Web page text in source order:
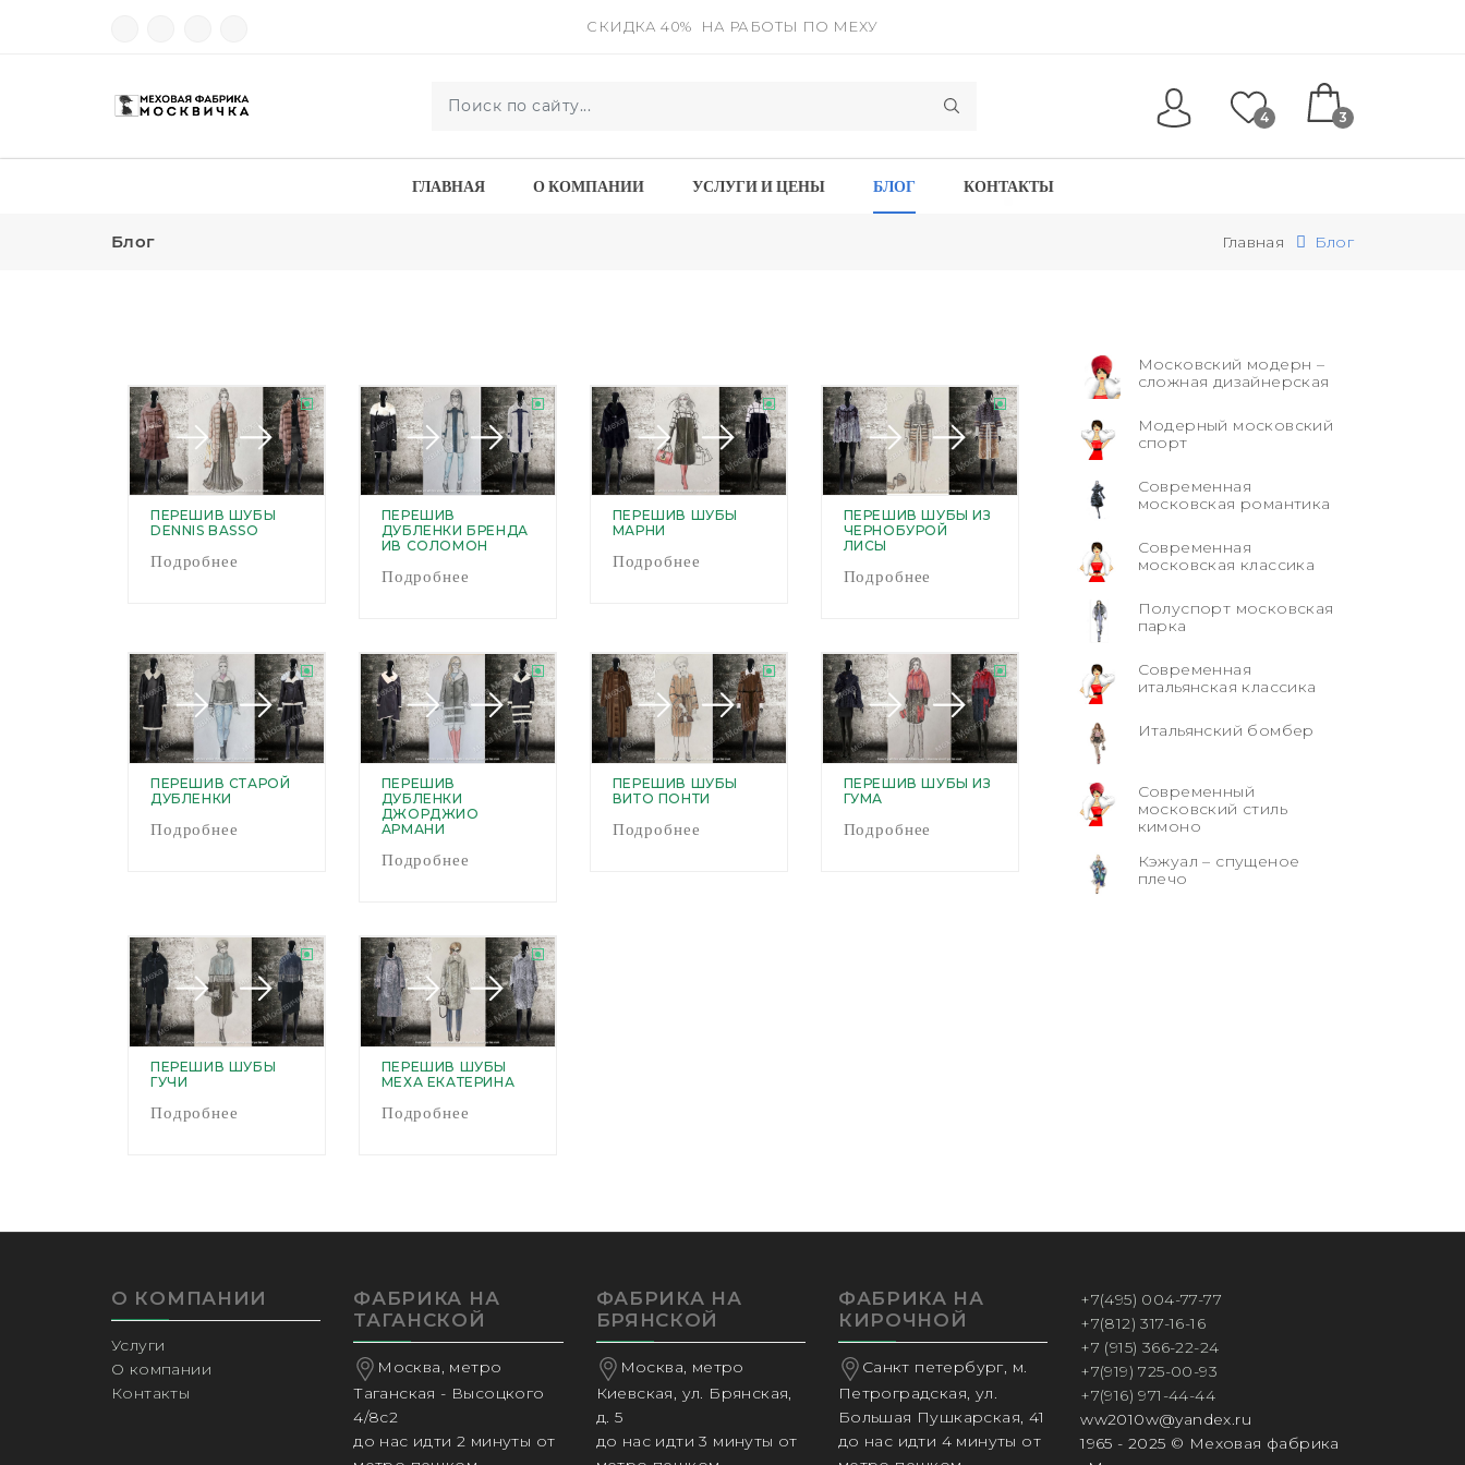
СКИДКА 40% НА РАБОТЫ ПО МЕХУ
4 3
ГЛАВНАЯ О КОМПАНИИ УСЛУГИ И ЦЕНЫ БЛОГ КОНТАКТЫ
Блог Главная Блог
ПЕРЕШИВ ШУБЫ
DENNIS BASSO
Подробнее
ПЕРЕШИВ
ДУБЛЕНКИ БРЕНДА
ИВ СОЛОМОН
Подробнее
ПЕРЕШИВ ШУБЫ
МАРНИ
Подробнее
ПЕРЕШИВ ШУБЫ ИЗ
ЧЕРНОБУРОЙ
ЛИСЫ
Подробнее
ПЕРЕШИВ СТАРОЙ
ДУБЛЕНКИ
Подробнее
ПЕРЕШИВ
ДУБЛЕНКИ
ДЖОРДЖИО
АРМАНИ
Подробнее
ПЕРЕШИВ ШУБЫ
ВИТО ПОНТИ
Подробнее
ПЕРЕШИВ ШУБЫ ИЗ
ГУМА
Подробнее
ПЕРЕШИВ ШУБЫ
ГУЧИ
Подробнее
ПЕРЕШИВ ШУБЫ
МЕХА ЕКАТЕРИНА
Подробнее
Московский модерн –
сложная дизайнерская
Модерный московский
спорт
Современная
московская романтика
Современная
московская классика
Полуспорт московская
парка
Современная
итальянская классика
Итальянский бомбер
Современный
московский стиль
кимоно
Кэжуал – спущеное
плечо
О КОМПАНИИ
Услуги
О компании
Контакты
ФАБРИКА НА
ТАГАНСКОЙ
Москва, метро
Таганская - Высоцкого
4/8с2
до нас идти 2 минуты от
ФАБРИКА НА
БРЯНСКОЙ
Москва, метро
Киевская, ул. Брянская,
д. 5
до нас идти 3 минуты от
ФАБРИКА НА
КИРОЧНОЙ
Санкт петербург, м.
Петроградская, ул.
Большая Пушкарская, 41
до нас идти 4 минуты от
+7(495) 004-77-77
+7(812) 317-16-16
+7 (915) 366-22-24
+7(919) 725-00-93
+7(916) 971-44-44
ww2010w@yandex.ru
1965 - 2025 © Меховая фабрика